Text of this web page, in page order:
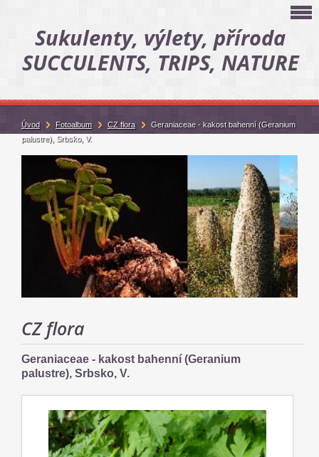
Sukulenty, výlety, příroda
SUCCULENTS, TRIPS, NATURE
CZ flora
Geraniaceae - kakost bahenní (Geranium
palustre), Srbsko, V.
Úvod Fotoalbum CZ flora
Geraniaceae - kakost bahenní (Geranium
palustre), Srbsko, V.